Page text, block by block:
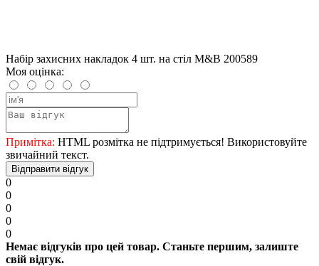
Набір захисних накладок 4 шт. на стіл M&B 200589
Моя оцінка:
Примітка: HTML розмітка не підтримується! Використовуйте
звичайний текст.
Відправити відгук
0
0
0
0
0
Немає відгуків про цей товар. Станьте першим, залиште
свій відгук.